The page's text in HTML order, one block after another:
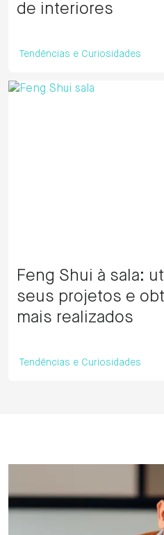
de interiores
Tendências e Curiosidades
Feng Shui à sala:
seus projetos e
mais realizados
Tendências e Curiosidades